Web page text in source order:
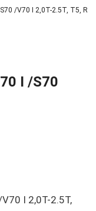
/V70 I 2,0T-2.5T, T5, R
I /S70
I 2,0T-2.5T,